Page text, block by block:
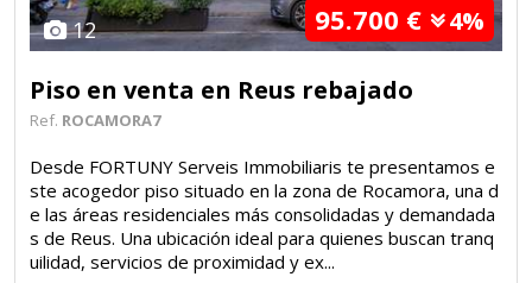
12 95.700 € 4%
Piso en venta en Reus rebajado
Ref. ROCAMORA7
Desde FORTUNY Serveis Immobiliaris te presentamos e
ste acogedor piso situado en la zona de Rocamora, una d
e las áreas residenciales más consolidadas y demandada
s de Reus. Una ubicación ideal para quienes buscan tranq
uilidad, servicios de proximidad y ex...